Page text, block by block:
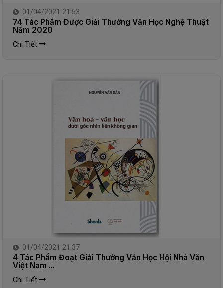
01/04/2021 21:53
74 Tác Phẩm Được Giải Thưởng Văn Học Nghệ Thuật
Năm 2020
Chi Tiết
01/04/2021 21:37
4 Tác Phẩm Đoạt Giải Thưởng Văn Học Hội Nhà Văn
Việt Nam ...
Chi Tiết